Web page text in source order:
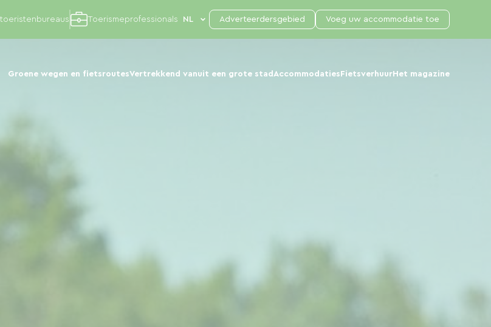
Groene wegen en fietsroutesVertrekkend vanuit een grote stad Accommodaties Fietsverhuur Het magazine
Toerismeprofessionals Adverteerdersgebied Voeg uw accommodatie toe